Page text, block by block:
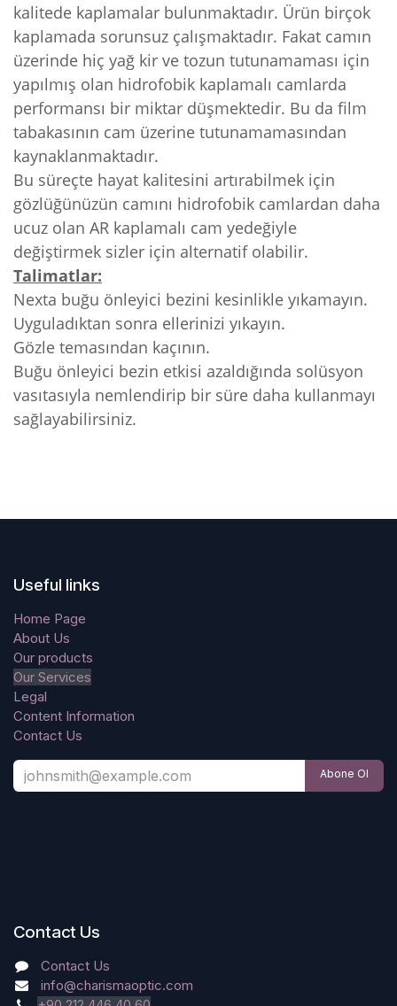
kalitede kaplamalar bulunmaktadır. Ürün birçok
kaplamada sorunsuz çalışmaktadır. Fakat camın
üzerinde hiç yağ kir ve tozun tutunamaması için
yapılmış olan hidrofobik kaplamalı camlarda
performansı bir miktar düşmektedir. Bu da film
tabakasının cam üzerine tutunamamasından
kaynaklanmaktadır.
Bu süreçte hayat kalitesini artırabilmek için
gözlüğünüzün camını hidrofobik camlardan daha
ucuz olan AR kaplamalı cam yedeğiyle
değiştirmek sizler için alternatif olabilir.
Talimatlar:
Nexta buğu önleyici bezini kesinlikle yıkamayın.
Uyguladıktan sonra ellerinizi yıkayın.
Gözle temasından kaçının.
Buğu önleyici bezin etkisi azaldığında solüsyon
vasıtasıyla nemlendirip bir süre daha kullanmayı
sağlayabilirsiniz.
Useful links
Home Page
About Us
Our products
Our Services
Legal
Content Information
Contact Us
Abone Ol
Contact Us
Contact Us
info@charismaoptic.com